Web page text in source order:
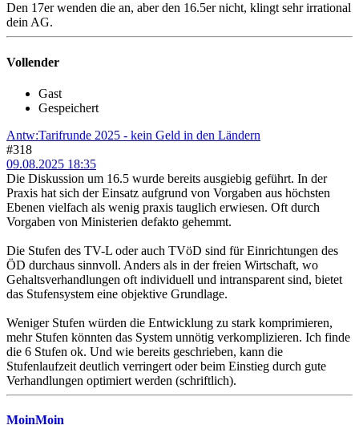
Den 17er wenden die an, aber den 16.5er nicht, klingt sehr irrational
dein AG.
Vollender
Gast
Gespeichert
Antw:Tarifrunde 2025 - kein Geld in den Ländern
#318
09.08.2025 18:35
Die Diskussion um 16.5 wurde bereits ausgiebig geführt. In der
Praxis hat sich der Einsatz aufgrund von Vorgaben aus höchsten
Ebenen vielfach als wenig praxis tauglich erwiesen. Oft durch
Vorgaben von Ministerien defakto gehemmt.
Die Stufen des TV-L oder auch TVöD sind für Einrichtungen des
ÖD durchaus sinnvoll. Anders als in der freien Wirtschaft, wo
Gehaltsverhandlungen oft individuell und intransparent sind, bietet
das Stufensystem eine objektive Grundlage.
Weniger Stufen würden die Entwicklung zu stark komprimieren,
mehr Stufen könnten das System unnötig verkomplizieren. Ich finde
die 6 Stufen ok. Und wie bereits geschrieben, kann die
Stufenlaufzeit deutlich verringert oder beim Einstieg durch gute
Verhandlungen optimiert werden (schriftlich).
MoinMoin